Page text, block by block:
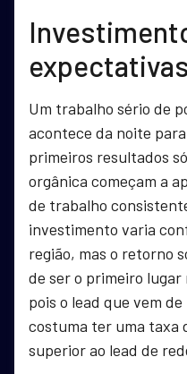
expectativas
Um trabalho sério de
acontece da noite
primeiros resultados
orgânica começam a
de trabalho
investimento varia
região, mas o retorno
de ser o primeiro lugar
pois o lead que vem
costuma ter uma taxa
superior ao lead de